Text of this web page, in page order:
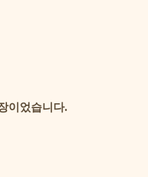
이었습니다.